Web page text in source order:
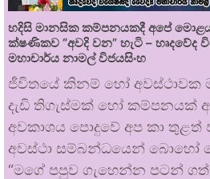
හදිසි මානසික කම්පනයකදී අපේ
ක්ෂණිකව “අවදි වන” හැටි – හෘදවේද
මහාචාර්ය නාමල් විජයසිංහ
ජීවිතයේ කිනම් හෝ අවස්ථාවක
දැඩි තිගැස්මක් හෝ කම්පනයක්
අවකාශය පොදුවේ අප කා තුළත්
අවස්ථා සම්බන්ධයෙන් බොහෝ
“මගේ පපුව ගැහෙන්න පටන්